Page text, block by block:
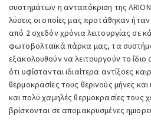
συστημάτων η ανταπόκριση της ARION
λύσεις οι οποίες μας προτάθηκαν
από 2 σχεδόν χρόνια λειτουργίας σε
φωτοβολταϊκά πάρκα μας, τα
εξακολουθούν να λειτουργούν το
ότι υφίστανται ιδιαίτερα αντίξοες
θερμοκρασίες τους θερινούς μήνες
και πολύ χαμηλές θερμοκρασίες τους
βρίσκονται σε απομακρυσμένες